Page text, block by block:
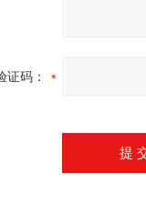
证码：